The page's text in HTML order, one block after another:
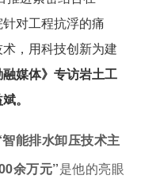
对工程抗浮的痛
，用科技创新为建
融媒体》专访岩土工
。
能排水卸压技术主
余万元”是他的亮眼